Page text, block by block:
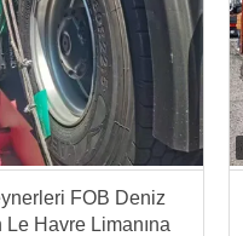
FOB Deniz
Havre Limanına